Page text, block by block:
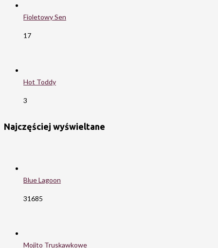
Fioletowy Sen
17
Hot Toddy
3
Najczęściej wyświeltane
Blue Lagoon
31685
Mojito Truskawkowe